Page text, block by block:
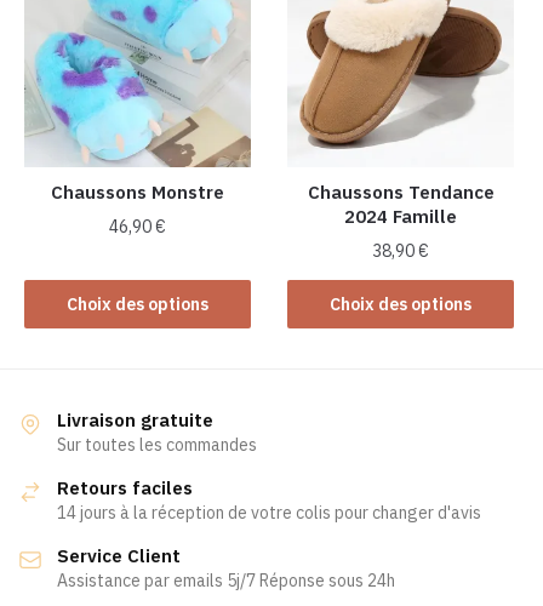
Les
options
peuvent
être
choisies
sur
la
page
produit
options
peuvent
être
choisies
sur
page
du
produit
Chaussons Monstre
46,90€
Choix des options
produit
a
Les
options
peuvent
être
sur
la
Chaussons Tendance
2024 Famille
38,90€
Choix des options
Ce
produit
peuvent
être
Livraison gratuite
Sur toutes les commandes
Retours faciles
14 jours à la réception de votre colis pour changer d'avis
Service Client
Assistance par emails 5j/7 Réponse sous 24h